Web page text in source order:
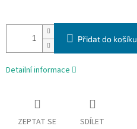
Přidat do košíku
Detailní informace
ZEPTAT SE SDÍLET